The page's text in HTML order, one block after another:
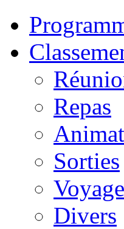
Repas
Sorties
Divers